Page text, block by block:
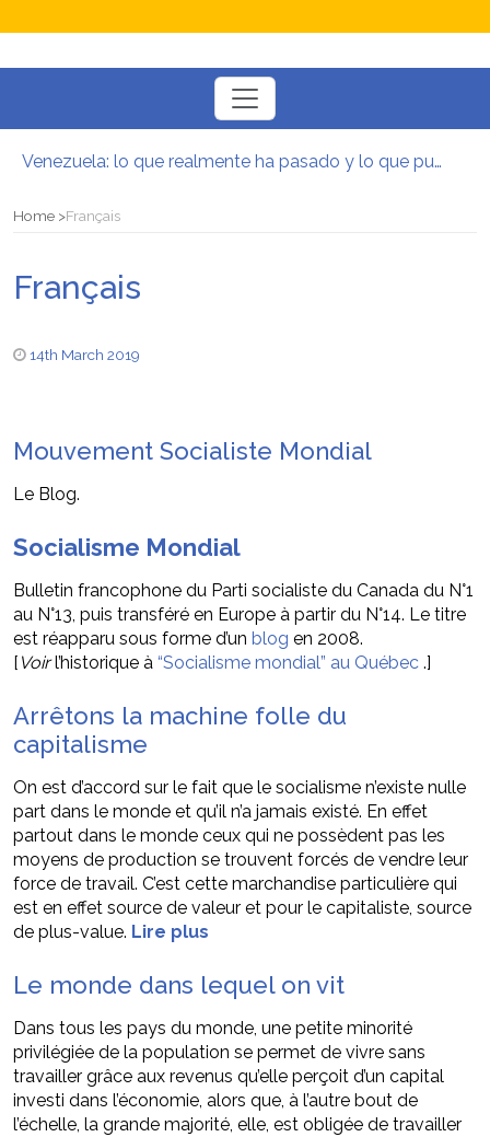
Toggle
navigation
Venezuela: lo que realmente ha pasado y lo que puede venir
El mito de la hoz y el martillo
Postura oportunista trotskista
Home Français
Français
14th March 2019
Mouvement Socialiste Mondial
Le Blog.
Socialisme Mondial
Bulletin francophone du Parti socialiste du Canada du N°1
au N°13, puis transféré en Europe à partir du N°14. Le titre
est réapparu sous forme d’un blog en 2008.
[ Voirl’historique à “Socialisme mondial” au Québec .]
Arrêtons la machine folle du
capitalisme
On est d’accord sur le fait que le socialisme n’existe nulle
part dans le monde et qu’il n’a jamais existé. En effet
partout dans le monde ceux qui ne possèdent pas les
moyens de production se trouvent forcés de vendre leur
force de travail. C’est cette marchandise particulière qui
est en effet source de valeur et pour le capitaliste, source
de plus-value. Lire plus
Le monde dans lequel on vit
Dans tous les pays du monde, une petite minorité
privilégiée de la population se permet de vivre sans
travailler grâce aux revenus qu’elle perçoit d’un capital
investi dans l’économie, alors que, à l’autre bout de
l’échelle, la grande majorité, elle, est obligée de travailler